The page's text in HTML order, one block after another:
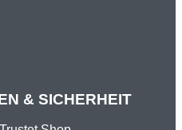
& SICHERHEIT